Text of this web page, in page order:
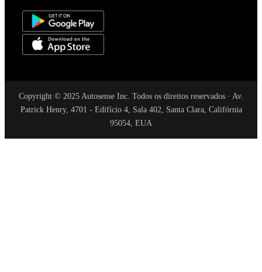
Copyright © 2025 Autosense Inc. Todos os direitos reservados · Av.
Patrick Henry, 4701 - Edifício 4, Sala 402, Santa Clara, Califórnia
95054, EUA